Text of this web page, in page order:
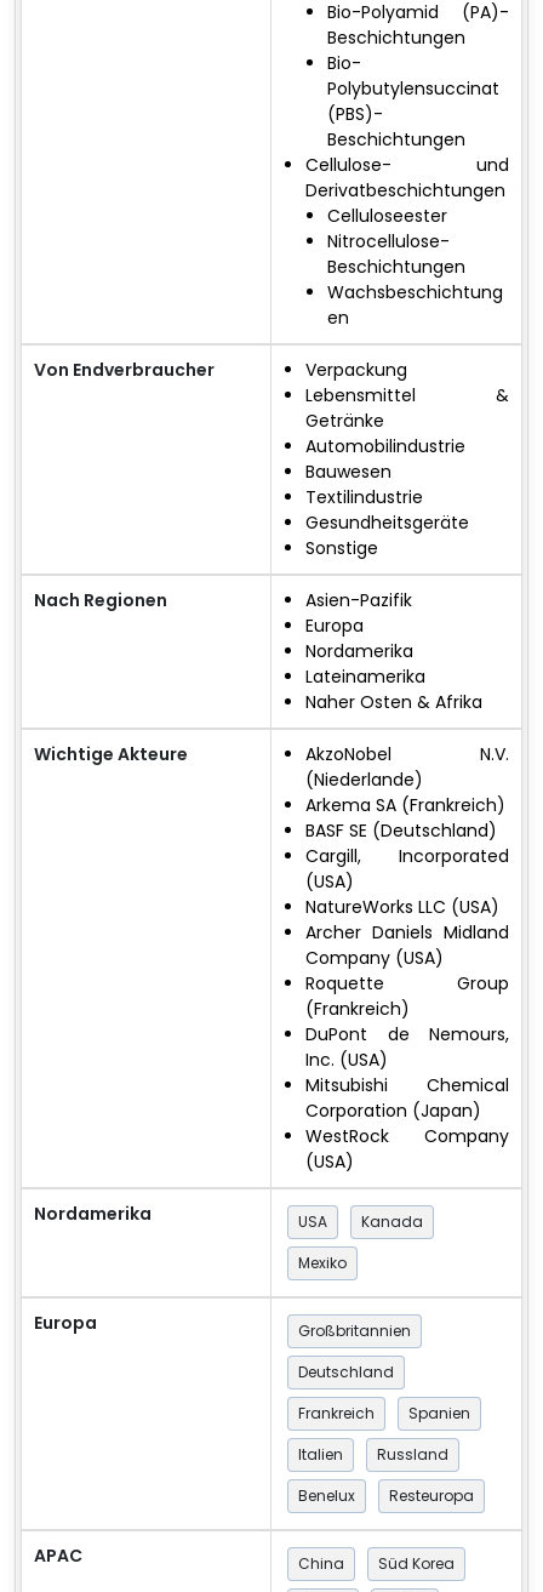
Bio-Polyamid (PA)-
Beschichtungen
Bio-
Polybutylensuccinat
(PBS)-
Beschichtungen
Cellulose- und
Derivatbeschichtungen
Celluloseester
Nitrocellulose-
Beschichtungen
Wachsbeschichtung
en
Von Endverbraucher
Verpackung
Lebensmittel &
Getränke
Automobilindustrie
Bauwesen
Textilindustrie
Gesundheitsgeräte
Sonstige
Nach Regionen
Asien-Pazifik
Europa
Nordamerika
Lateinamerika
Naher Osten & Afrika
Wichtige Akteure
AkzoNobel N.V.
(Niederlande)
Arkema SA (Frankreich)
BASF SE (Deutschland)
Cargill, Incorporated
(USA)
NatureWorks LLC (USA)
Archer Daniels Midland
Company (USA)
Roquette Group
(Frankreich)
DuPont de Nemours,
Inc. (USA)
Mitsubishi Chemical
Corporation (Japan)
WestRock Company
(USA)
Nordamerika USA
Kanada
Mexiko
Europa
Großbritannien
Deutschland
Frankreich
Spanien
Italien
Russland
Benelux
Resteuropa
APAC China
Süd Korea